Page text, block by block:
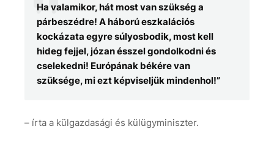
Ha valamikor, hát most van szükség a
párbeszédre! A háború eszkalációs
kockázata egyre súlyosbodik, most kell
hideg fejjel, józan ésszel gondolkodni és
cselekedni! Európának békére van
szüksége, mi ezt képviseljük mindenhol!”
– írta a külgazdasági és külügyminiszter.